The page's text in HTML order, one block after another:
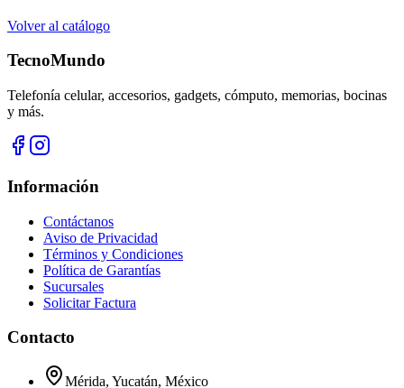
Volver al catálogo
TecnoMundo
Telefonía celular, accesorios, gadgets, cómputo, memorias, bocinas
y más.
Información
Contáctanos
Aviso de Privacidad
Términos y Condiciones
Política de Garantías
Sucursales
Solicitar Factura
Contacto
Mérida, Yucatán, México